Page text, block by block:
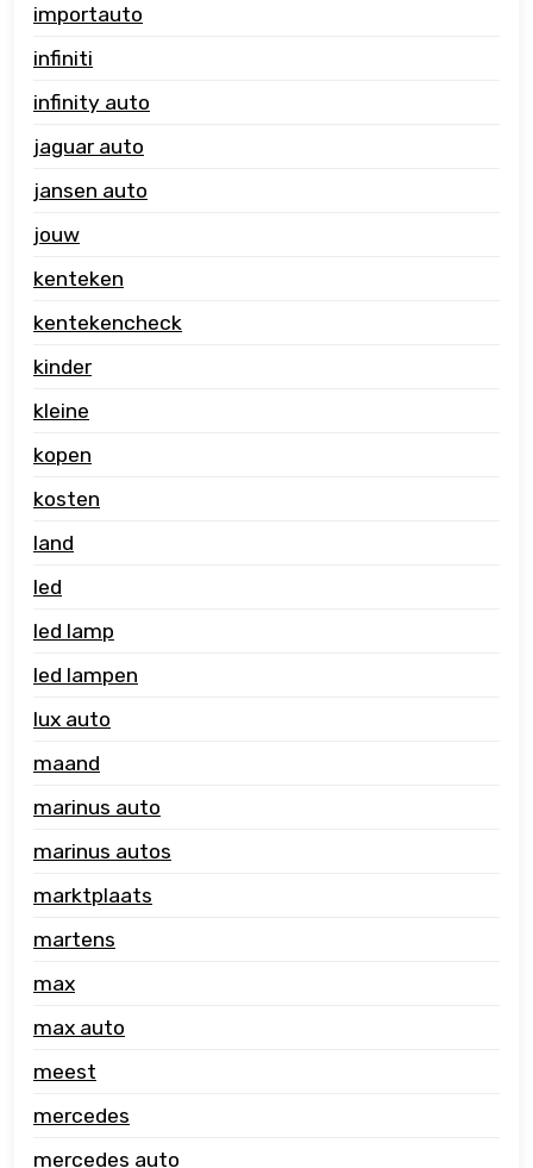
importauto
infiniti
infinity auto
jaguar auto
jansen auto
jouw
kenteken
kentekencheck
kinder
kleine
kopen
kosten
land
led
led lamp
led lampen
lux auto
maand
marinus auto
marinus autos
marktplaats
martens
max
max auto
meest
mercedes
mercedes auto